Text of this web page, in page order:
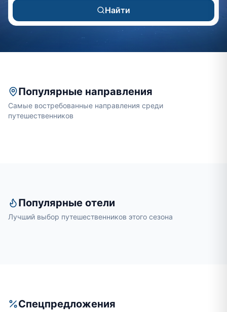
Найти
Популярные направления
Самые востребованные направления среди
путешественников
Популярные отели
Лучший выбор путешественников этого сезона
Спецпредложения